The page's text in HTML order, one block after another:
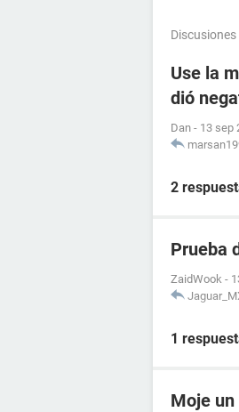
Use la
dió
Dan - 13 sep
2
Prueba
ZaidWook -
1
Moje